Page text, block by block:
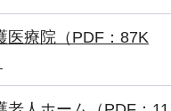
医療院（PDF：87K